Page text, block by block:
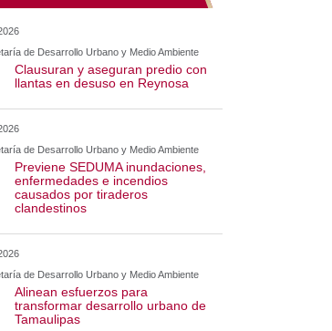
de Desarrollo Urbano y Medio Ambiente
Clausuran y aseguran predio con
llantas en desuso en Reynosa
de Desarrollo Urbano y Medio Ambiente
Previene SEDUMA inundaciones,
causados por tiraderos
de Desarrollo Urbano y Medio Ambiente